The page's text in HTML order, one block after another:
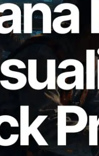
Solana
Slot dan